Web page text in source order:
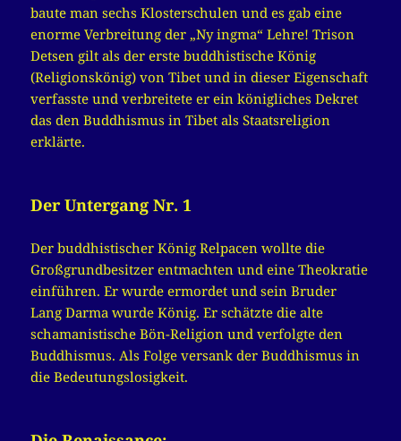
baute man sechs Klosterschulen und es gab eine
enorme Verbreitung der „Ny ingma“ Lehre! Trison
Detsen gilt als der erste buddhistische König
(Religionskönig) von Tibet und in dieser Eigenschaft
verfasste und verbreitete er ein königliches Dekret
das den Buddhismus in Tibet als Staatsreligion
erklärte.
Der Untergang Nr. 1
Der buddhistischer König Relpacen wollte die
Großgrundbesitzer entmachten und eine Theokratie
einführen. Er wurde ermordet und sein Bruder
Lang Darma wurde König. Er schätzte die alte
schamanistische Bön-Religion und verfolgte den
Buddhismus. Als Folge versank der Buddhismus in
die Bedeutungslosigkeit.